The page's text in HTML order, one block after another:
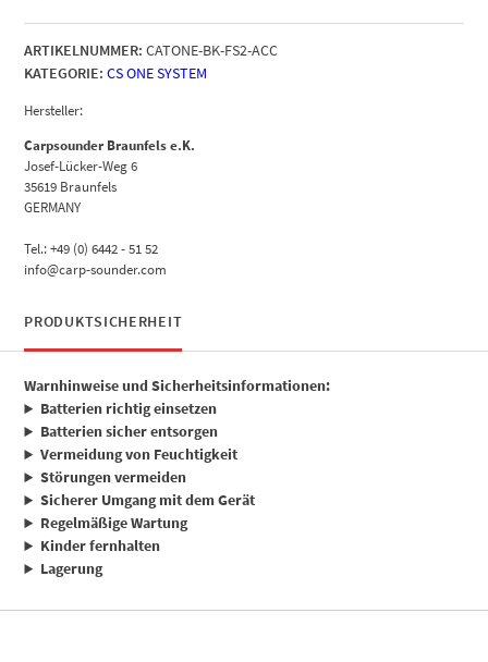
ARTIKELNUMMER: CATONE-BK-FS2-ACC
KATEGORIE: CS ONE SYSTEM
Hersteller:
Carpsounder Braunfels e.K.
Josef-Lücker-Weg 6
35619 Braunfels
GERMANY
Tel.: +49 (0) 6442 - 51 52
info@carp-sounder.com
PRODUKTSICHERHEIT
Warnhinweise und Sicherheitsinformationen:
Batterien richtig einsetzen
Batterien sicher entsorgen
Vermeidung von Feuchtigkeit
Störungen vermeiden
Sicherer Umgang mit dem Gerät
Regelmäßige Wartung
Kinder fernhalten
Lagerung